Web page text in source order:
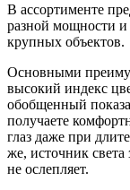
В ассортименте
разной мощности
крупных объектов.
Основными
высокий индекс
обобщенный
получаете
глаз даже при
же, источник света
не ослепляет.